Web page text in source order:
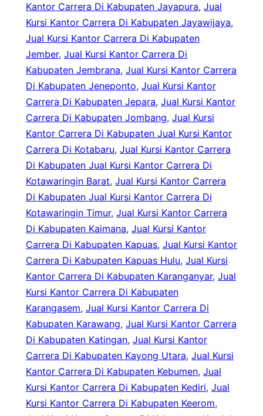
Kantor Carrera Di Kabupaten Jayapura, Jual
Kursi Kantor Carrera Di Kabupaten Jayawijaya
Jual Kursi Kantor Carrera Di Kabupaten
Jember, Jual Kursi Kantor Carrera Di
Kabupaten Jembrana, Jual Kursi Kantor Carrera
Di Kabupaten Jeneponto, Jual Kursi Kantor
Carrera Di Kabupaten Jepara, Jual Kursi Kantor
Carrera Di Kabupaten Jombang, Jual Kursi
Kantor Carrera Di Kabupaten Jual Kursi Kantor
Carrera Di Kotabaru, Jual Kursi Kantor Carrera
Di Kabupaten Jual Kursi Kantor Carrera Di
Kotawaringin Barat, Jual Kursi Kantor Carrera
Di Kabupaten Jual Kursi Kantor Carrera Di
Kotawaringin Timur, Jual Kursi Kantor Carrera
Di Kabupaten Kaimana, Jual Kursi Kantor
Carrera Di Kabupaten Kapuas, Jual Kursi Kantor
Carrera Di Kabupaten Kapuas Hulu, Jual Kursi
Kantor Carrera Di Kabupaten Karanganyar, Jual
Kursi Kantor Carrera Di Kabupaten
Karangasem, Jual Kursi Kantor Carrera Di
Kabupaten Karawang, Jual Kursi Kantor Carrera
Di Kabupaten Katingan, Jual Kursi Kantor
Carrera Di Kabupaten Kayong Utara, Jual Kursi
Kantor Carrera Di Kabupaten Kebumen, Jual
Kursi Kantor Carrera Di Kabupaten Kediri, Jual
Kursi Kantor Carrera Di Kabupaten Keerom